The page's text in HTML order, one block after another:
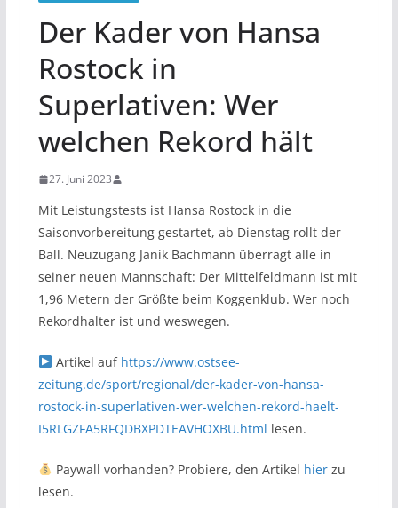
Der Kader von Hansa
Rostock in
Superlativen: Wer
welchen Rekord hält
27. Juni 2023
Mit Leistungstests ist Hansa Rostock in die
Saisonvorbereitung gestartet, ab Dienstag rollt der
Ball. Neuzugang Janik Bachmann überragt alle in
seiner neuen Mannschaft: Der Mittelfeldmann ist mit
1,96 Metern der Größte beim Koggenklub. Wer noch
Rekordhalter ist und weswegen.
Artikel auf https://www.ostsee-
zeitung.de/sport/regional/der-kader-von-hansa-
rostock-in-superlativen-wer-welchen-rekord-haelt-
I5RLGZFA5RFQDBXPDTEAVHOXBU.html lesen.
Paywall vorhanden? Probiere, den Artikel hierzu
lesen.